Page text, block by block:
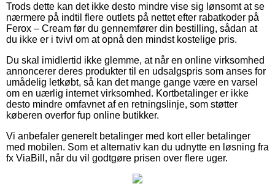
Trods dette kan det ikke desto mindre vise sig lønsomt at se
nærmere på indtil flere outlets på nettet efter rabatkoder på
Ferox – Cream før du gennemfører din bestilling, sådan at
du ikke er i tvivl om at opnå den mindst kostelige pris.
Du skal imidlertid ikke glemme, at når en online virksomhed
annoncerer deres produkter til en udsalgspris som anses for
umådelig letkøbt, så kan det mange gange være en varsel
om en uærlig internet virksomhed. Kortbetalinger er ikke
desto mindre omfavnet af en retningslinje, som støtter
køberen overfor fup online butikker.
Vi anbefaler generelt betalinger med kort eller betalinger
med mobilen. Som et alternativ kan du udnytte en løsning fra
fx ViaBill, når du vil godtgøre prisen over flere uger.